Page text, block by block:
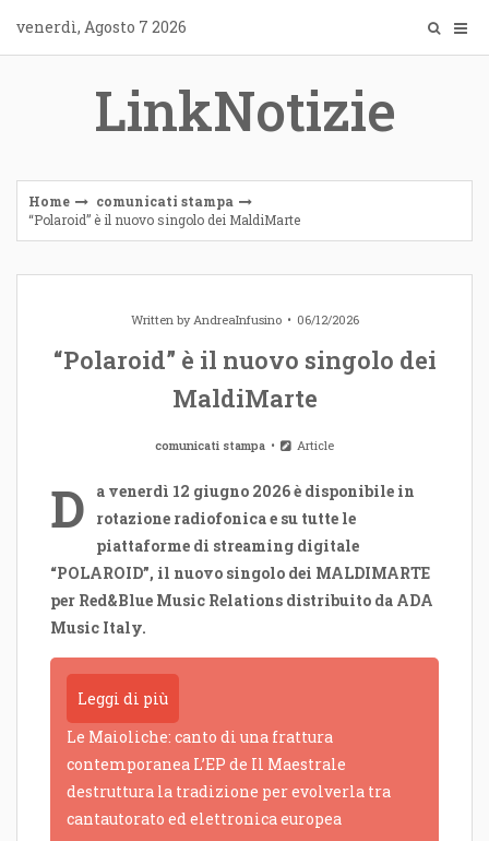
content
venerdì, Agosto 7 2026
LinkNotizie
Home
comunicati stampa
“Polaroid” è il nuovo singolo dei MaldiMarte
Written byAndreaInfusino 06/12/2026
“Polaroid” è il nuovo singolo dei
MaldiMarte
comunicati stampa Article
D
a venerdì 12 giugno 2026 è disponibile in
rotazione radiofonica e su tutte le
piattaforme di streaming digitale
“POLAROID”, il nuovo singolo dei MALDIMARTE
per Red&Blue Music Relations distribuito da ADA
Music Italy.
Leggi di più
Le Maioliche: canto di una frattura
contemporanea L’EP de Il Maestrale
destruttura la tradizione per evolverla tra
cantautorato ed elettronica europea